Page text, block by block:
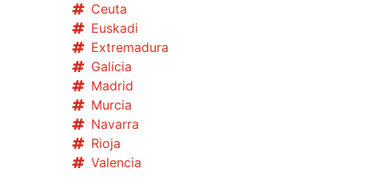
Ceuta
Euskadi
Extremadura
Galicia
Madrid
Murcia
Navarra
Rioja
Valencia